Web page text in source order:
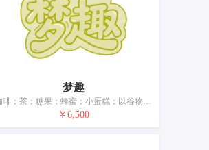
梦趣
咖啡；茶；糖果；蜂蜜；小蛋糕；以谷物为主的零食小吃；方便米饭；方便面；食用淀粉；调味品
￥6,500